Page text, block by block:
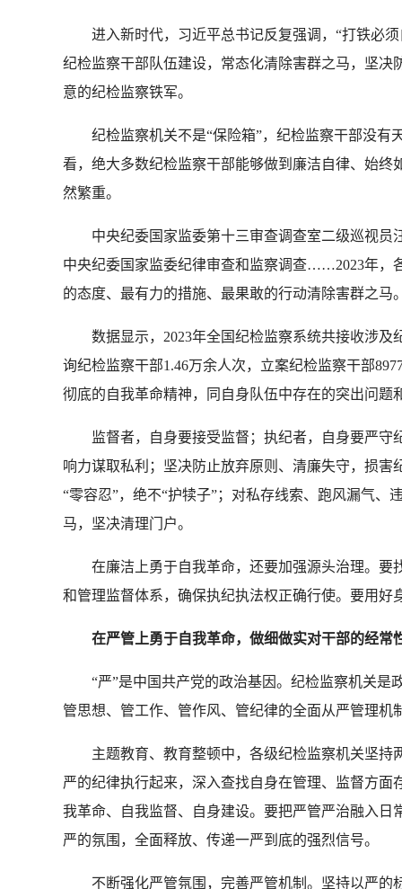
进入新时代，习近平总书记反复强调，“打铁必须
纪检监察干部队伍建设，常态化清除害群之马，坚
意的纪检监察铁军。
纪检监察机关不是“保险箱”，纪检监察干部没有
看，绝大多数纪检监察干部能够做到廉洁自律、始
然繁重。
中央纪委国家监委第十三审查调查室二级巡视员
中央纪委国家监委纪律审查和监察调查……2023年，
的态度、最有力的措施、最果敢的行动清除害群之马
数据显示，2023年全国纪检监察系统共接收涉及
询纪检监察干部1.46万余人次，立案纪检监察干部
彻底的自我革命精神，同自身队伍中存在的突出问
监督者，自身要接受监督；执纪者，自身要严守
响力谋取私利；坚决防止放弃原则、清廉失守，损
“零容忍”，绝不“护犊子”；对私存线索、跑风漏气
马，坚决清理门户。
在廉洁上勇于自我革命，还要加强源头治理。要
和管理监督体系，确保执纪执法权正确行使。要用
在严管上勇于自我革命，做细做实对干部的经常
“严”是中国共产党的政治基因。纪检监察机关是
管思想、管工作、管作风、管纪律的全面从严管理机
主题教育、教育整顿中，各级纪检监察机关坚持
严的纪律执行起来，深入查找自身在管理、监督方
我革命、自我监督、自身建设。要把严管严治融入
严的氛围，全面释放、传递一严到底的强烈信号。
不断强化严管氛围，完善严管机制。坚持以严的标